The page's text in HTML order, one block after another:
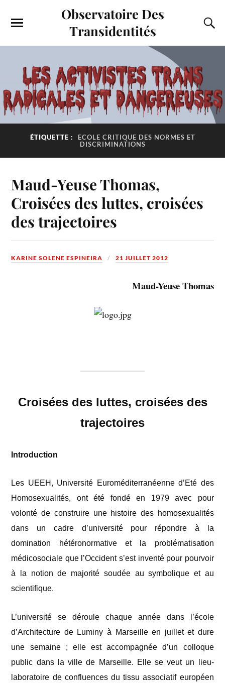
Observatoire Des
Transidentités
ÉTIQUETTE :
ECOLE CRITIQUE DES NORMES ET
DISCRIMINATIONS
Maud-Yeuse Thomas,
Croisées des luttes, croisées
des trajectoires
KARINE SOLENE ESPINEIRA 21 JUILLET 2012
Maud-Yeuse Thomas
Croisées des luttes, croisées des
trajectoires
Introduction
Les UEEH, Université Euroméditerranéenne d’Eté des
Homosexualités, ont été fondé en 1979 avec pour
volonté de construire une histoire des homosexualités
dans un cadre d’université pour répondre à la
domination hétéronormative et la problématisation
médicosociale que l’Occident s’est inventé pour pourvoir
à la notion de majorité soudée au symbolique et au
scientifique.
L’université se déroule chaque année dans l’école
d’Architecture de Luminy à Marseille en juillet et dure
une semaine ; elle est accompagnée d’un colloque
public dans la ville de Marseille. Elle se veut un lieu-
laboratoire de confluences du tissu associatif européen